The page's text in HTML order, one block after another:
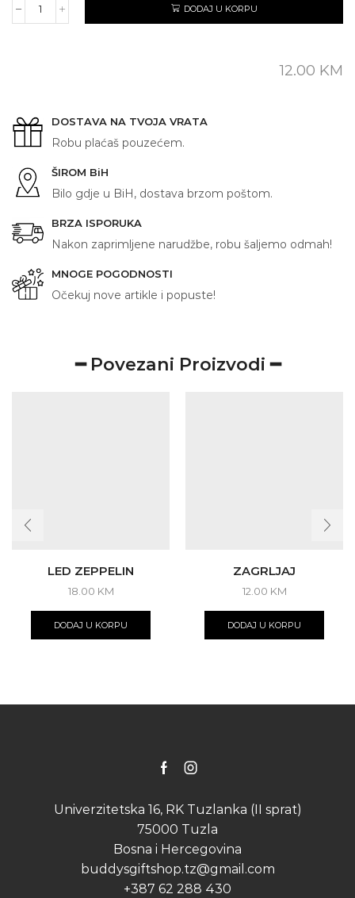
GIRL
DODAJ U KORPU
12.00 KM
DOSTAVA NA TVOJA VRATA
Robu plaćaš pouzećem.
ŠIROM BiH
Bilo gdje u BiH, dostava brzom poštom.
BRZA ISPORUKA
Nakon zaprimljene narudžbe, robu šaljemo odmah!
MNOGE POGODNOSTI
Očekuj nove artikle i popuste!
━ Povezani Proizvodi ━
LED ZEPPELIN
18.00 KM
DODAJ U KORPU
ZAGRLJAJ
12.00 KM
DODAJ U KORPU
FacebookInstagram
Univerzitetska 16, RK Tuzlanka (II sprat)
75000 Tuzla
Bosna i Hercegovina
buddysgiftshop.tz@gmail.com
+387 62 288 430